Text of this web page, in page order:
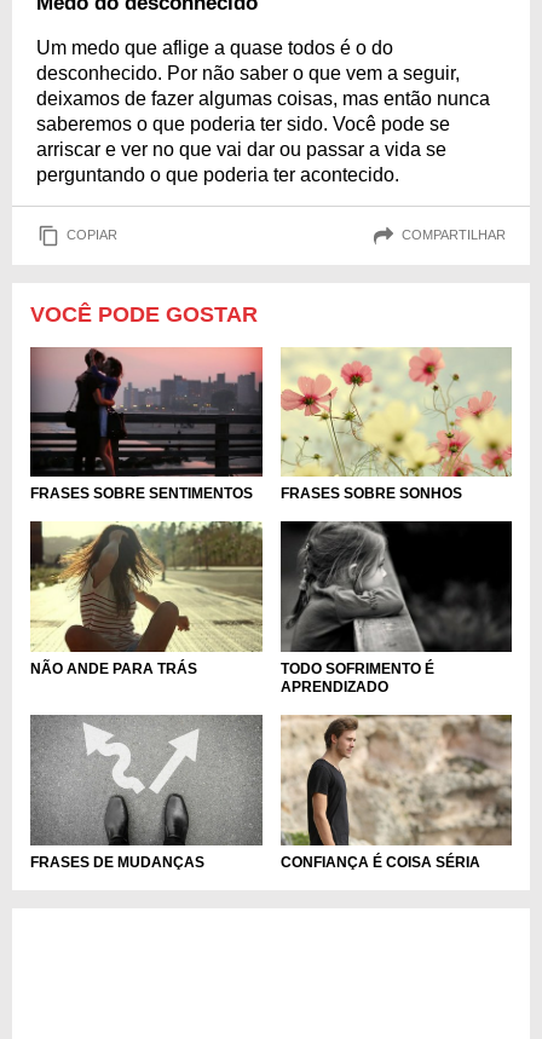
Um medo que aflige a quase todos é o do
desconhecido. Por não saber o que vem a seguir,
deixamos de fazer algumas coisas, mas então nunca
saberemos o que poderia ter sido. Você pode se
arriscar e ver no que vai dar ou passar a vida se
perguntando o que poderia ter acontecido.
COPIAR COMPARTILHAR
VOCÊ PODE GOSTAR
FRASES SOBRE SENTIMENTOS FRASES SOBRE SONHOS
NÃO ANDE PARA TRÁS
TODO SOFRIMENTO É
APRENDIZADO
FRASES DE MUDANÇAS CONFIANÇA É COISA SÉRIA